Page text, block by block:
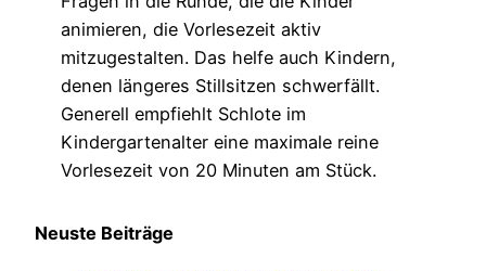
animieren, die Vorlesezeit aktiv
mitzugestalten. Das helfe auch Kindern,
denen längeres Stillsitzen schwerfällt.
Generell empfiehlt Schlote im
Kindergartenalter eine maximale reine
Vorlesezeit von 20 Minuten am Stück.
Neuste Beiträge